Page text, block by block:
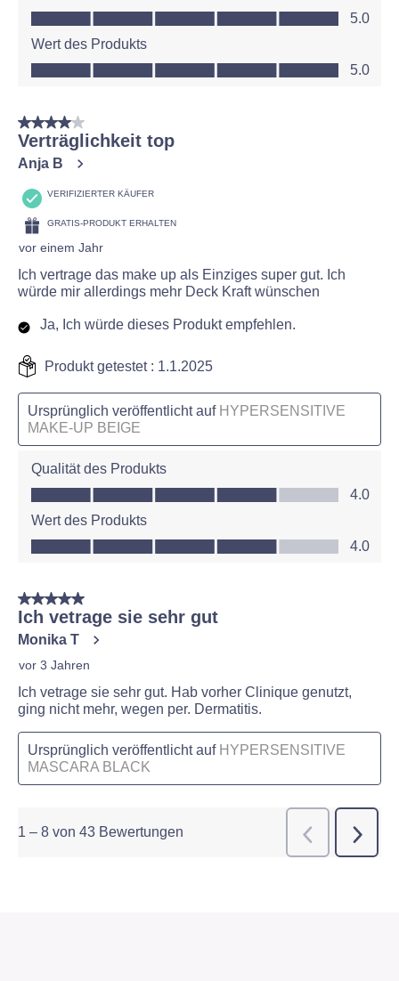
Qualität des Produkts, 5.0 von 5
5.0
Wert des Produkts
Wert des Produkts, 5.0 von 5
5.0
4 von 5 Sternen.
Verträglichkeit top
Anja B
VERIFIZIERTER KÄUFER
GRATIS-PRODUKT ERHALTEN
vor einem Jahr
Ich vertrage das make up als Einziges super gut. Ich
würde mir allerdings mehr Deck Kraft wünschen
Ja, Ich würde dieses Produkt empfehlen.
Produkt getestet : 1.1.2025
Ursprünglich veröffentlicht auf HYPERSENSITIVE
MAKE-UP BEIGE
Qualität des Produkts
Qualität des Produkts, 4.0 von 5
4.0
Wert des Produkts
Wert des Produkts, 4.0 von 5
4.0
5 von 5 Sternen.
Ich vetrage sie sehr gut
Monika T
vor 3 Jahren
Ich vetrage sie sehr gut. Hab vorher Clinique genutzt,
ging nicht mehr, wegen per. Dermatitis.
Ursprünglich veröffentlicht auf HYPERSENSITIVE
MASCARA BLACK
1 – 8 von 43 Bewertungen Zurück
Weiter